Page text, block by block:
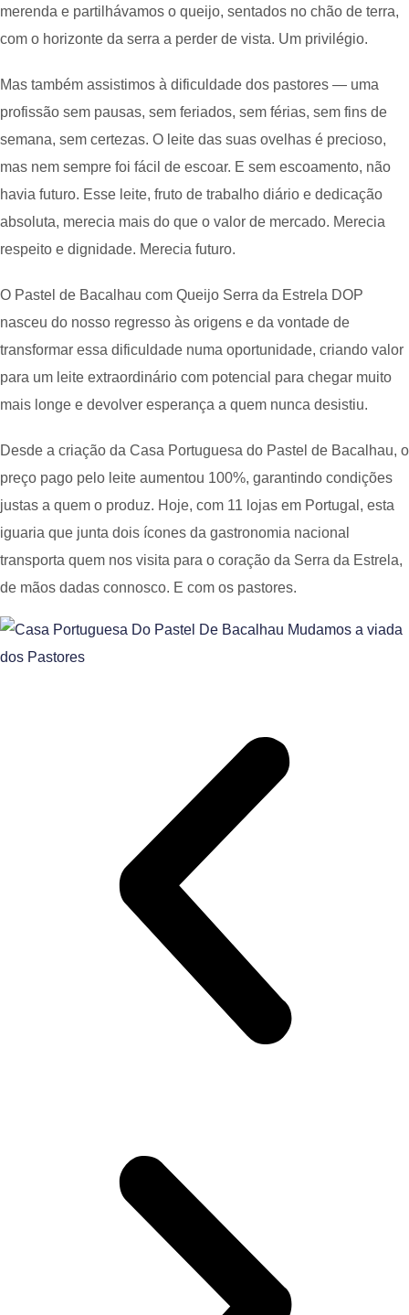
merenda e partilhávamos o queijo, sentados no chão de terra,
com o horizonte da serra a perder de vista. Um privilégio.
Mas também assistimos à dificuldade dos pastores — uma
profissão sem pausas, sem feriados, sem férias, sem fins de
semana, sem certezas. O leite das suas ovelhas é precioso,
mas nem sempre foi fácil de escoar. E sem escoamento, não
havia futuro. Esse leite, fruto de trabalho diário e dedicação
absoluta, merecia mais do que o valor de mercado. Merecia
respeito e dignidade. Merecia futuro.
O Pastel de Bacalhau com Queijo Serra da Estrela DOP
nasceu do nosso regresso às origens e da vontade de
transformar essa dificuldade numa oportunidade, criando valor
para um leite extraordinário com potencial para chegar muito
mais longe e devolver esperança a quem nunca desistiu.
Desde a criação da Casa Portuguesa do Pastel de Bacalhau, o
preço pago pelo leite aumentou 100%, garantindo condições
justas a quem o produz. Hoje, com 11 lojas em Portugal, esta
iguaria que junta dois ícones da gastronomia nacional
transporta quem nos visita para o coração da Serra da Estrela,
de mãos dadas connosco. E com os pastores.